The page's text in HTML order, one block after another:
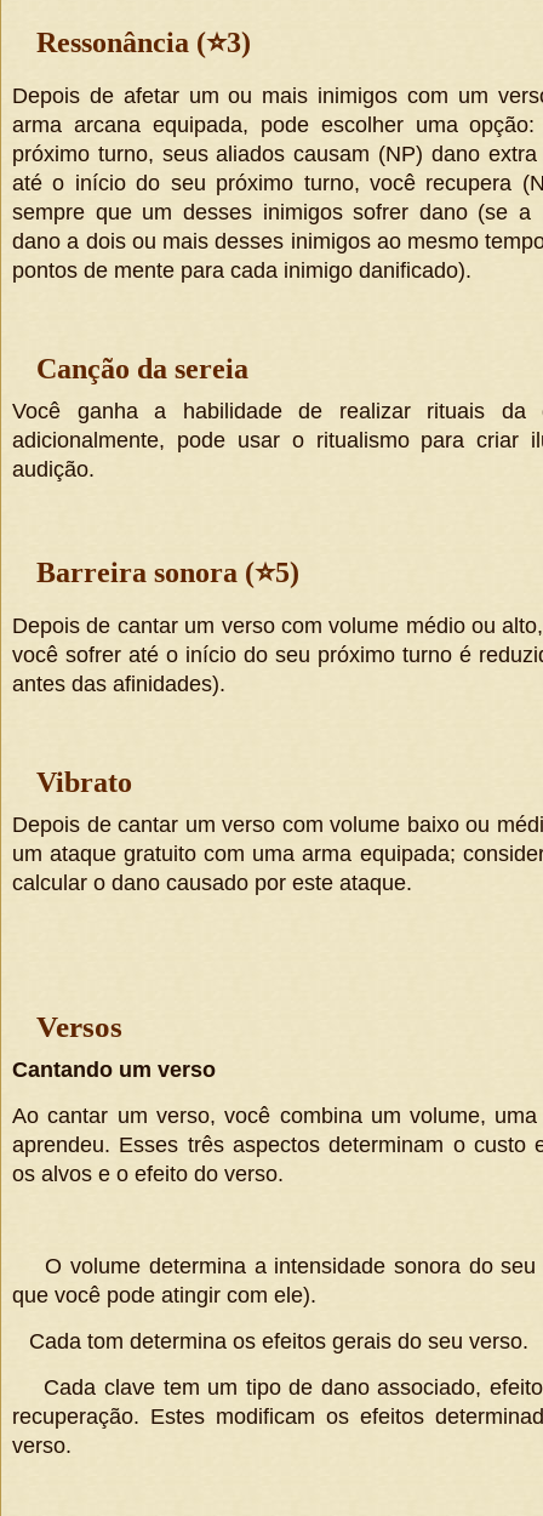
Ressonância (⭐3)
Depois de afetar um ou mais inimigos com um
arma arcana equipada, pode escolher uma
próximo turno, seus aliados causam (NP) dano
até o início do seu próximo turno, você recupera (
sempre que um desses inimigos sofrer dano (se a
dano a dois ou mais desses inimigos ao mesmo
pontos de mente para cada inimigo danificado).
Canção da sereia
Você ganha a habilidade de realizar rituais da
adicionalmente, pode usar o ritualismo para criar
audição.
Barreira sonora (⭐5)
Depois de cantar um verso com volume médio ou
você sofrer até o início do seu próximo turno é
antes das afinidades).
Vibrato
Depois de cantar um verso com volume baixo ou
um ataque gratuito com uma arma equipada;
calcular o dano causado por este ataque.
Versos
Cantando um verso
Ao cantar um verso, você combina um volume,
aprendeu. Esses três aspectos determinam o custo
os alvos e o efeito do verso.
O volume determina a intensidade sonora do
que você pode atingir com ele).
Cada tom determina os efeitos gerais do seu verso.
Cada clave tem um tipo de dano associado,
recuperação. Estes modificam os efeitos
verso.